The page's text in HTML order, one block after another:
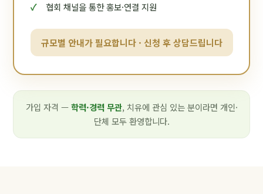
협회 채널을 통한 홍보·연결 지원
규모별 안내가 필요합니다 · 신청 후 상담드립니다
가입 자격 —학력·경력 무관, 치유에 관심 있는 분이라면 개인·
단체 모두 환영합니다.